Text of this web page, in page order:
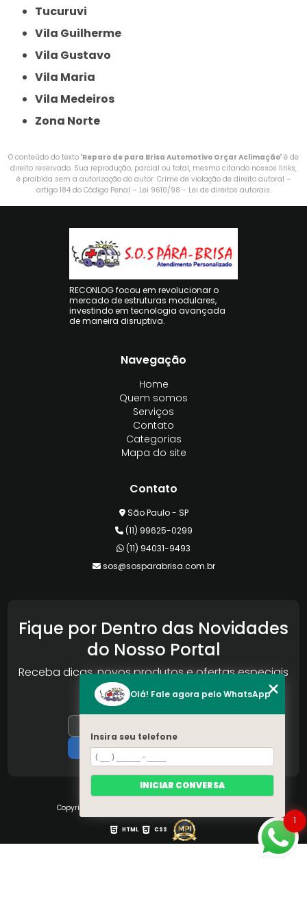
Tucuruvi
Vila Guilherme
Vila Gustavo
Vila Maria
Vila Medeiros
Zona Norte
O conteúdo do texto "Reparo de para Brisa Automotivo Orçar Aclimação" é de
direito reservado. Sua reprodução, parcial ou total, mesmo citando nossos links,
é proibida sem a autorização do autor. Crime de violação de direito autoral –
artigo 184 do Código Penal – Lei 9610/98 - Lei de direitos autorais.
RECONLOG focou em revolucionar o
mercado de estruturas modulares,
investindo em tecnologia avançada
de maneira disruptiva.
Navegação
Home
Quem somos
Serviços
Contato
Categorias
Mapa do site
Contato
São Paulo - SP
(11) 99625-0299
(11) 94031-9493
sos@sosparabrisa.com.br
Fique por Dentro das Novidades
do Nosso Portal
Receba dicas, novos produtos e ofertas especiais
da Reconlog
Copyright © S.O.S Pára-brisa. (Lei 9610 de 19/02/1998)
HTML CSS
1
Olá! Fale agora pelo WhatsApp
Insira seu telefone
INICIAR CONVERSA